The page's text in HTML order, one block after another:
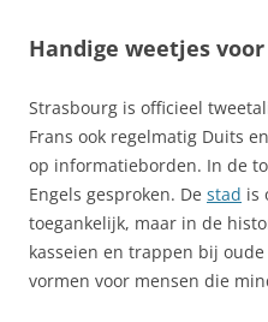
Handige weetjes
Strasbourg is officieel
Frans ook regelmatig Duits
op informatieborden. In de
Engels gesproken. De stad is
toegankelijk, maar in de
kasseien en trappen bij
vormen voor mensen die